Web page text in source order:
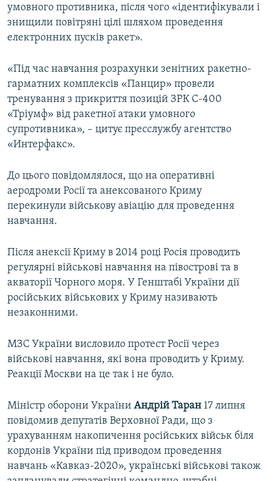
умовного противника, після чого «ідентифікували і
знищили повітряні цілі шляхом проведення
електронних пусків ракет».
«Під час навчання розрахунки зенітних ракетно-
гарматних комплексів «Панцир» провели
тренування з прикриття позицій ЗРК С-400
«Тріумф» від ракетної атаки умовного
супротивника», – цитує пресслужбу агентство
«Интерфакс».
До цього повідомлялося, що на оперативні
аеродроми Росії та анексованого Криму
перекинули військову авіацію для проведення
навчання.
Після анексії Криму в 2014 році Росія проводить
регулярні військові навчання на півострові та в
акваторії Чорного моря. У Генштабі України дії
російських військових у Криму називають
незаконними.
МЗС України висловило протест Росії через
військові навчання, які вона проводить у Криму.
Реакції Москви на це так і не було.
Міністр оборони України Андрій Таран 17 липня
повідомив депутатів Верховної Ради, що з
урахуванням накопичення російських військ біля
кордонів України під приводом проведення
навчань «Кавказ-2020», українські військові також